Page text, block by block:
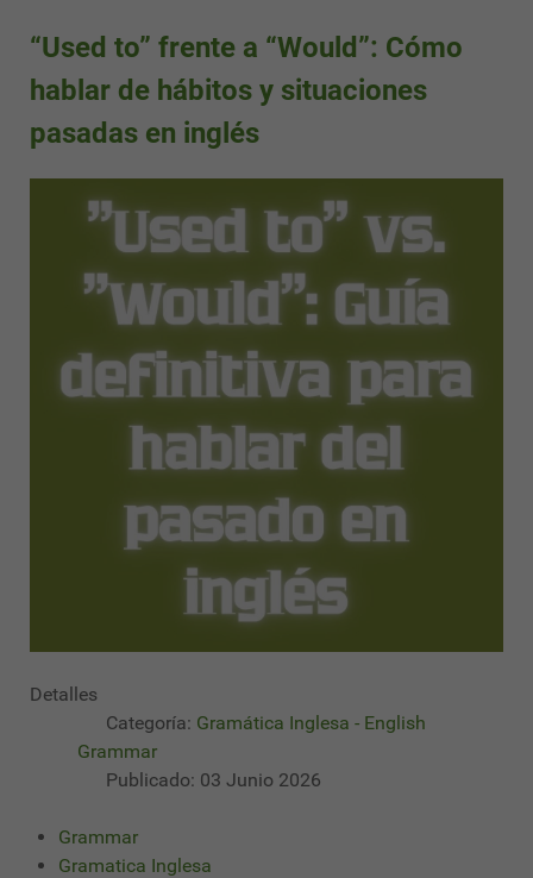
“Used to” frente a “Would”: Cómo
hablar de hábitos y situaciones
pasadas en inglés
Detalles
Categoría: Gramática Inglesa - English
Grammar
Publicado: 03 Junio 2026
Grammar
Gramatica Inglesa